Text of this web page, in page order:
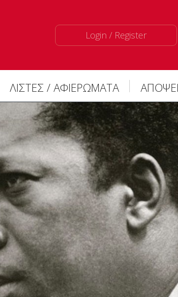
Login / Register
ΛΙΣΤΕΣ / ΑΦΙΕΡΩΜΑΤΑ